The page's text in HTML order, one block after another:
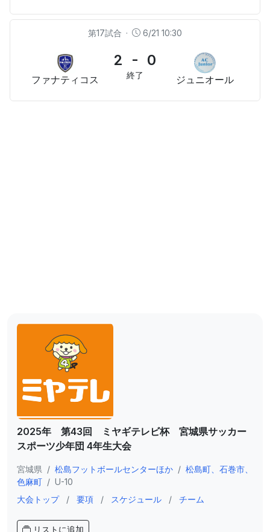
第17試合 · 6/21 10:30
ファナティコス
2 - 0
終了 ジュニオール
2025年 第43回 ミヤギテレビ杯 宮城県サッカー
スポーツ少年団 4年生大会
宮城県 / 松島フットボールセンターほか / 松島町、石巻市、
色麻町 / U-10
大会トップ
/ 要項 / スケジュール / チーム
リストに追加